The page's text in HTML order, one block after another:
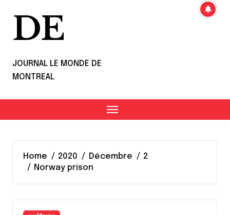
DE
JOURNAL LE MONDE DE
MONTREAL
Home 2020 Décembre
2
Norway prison